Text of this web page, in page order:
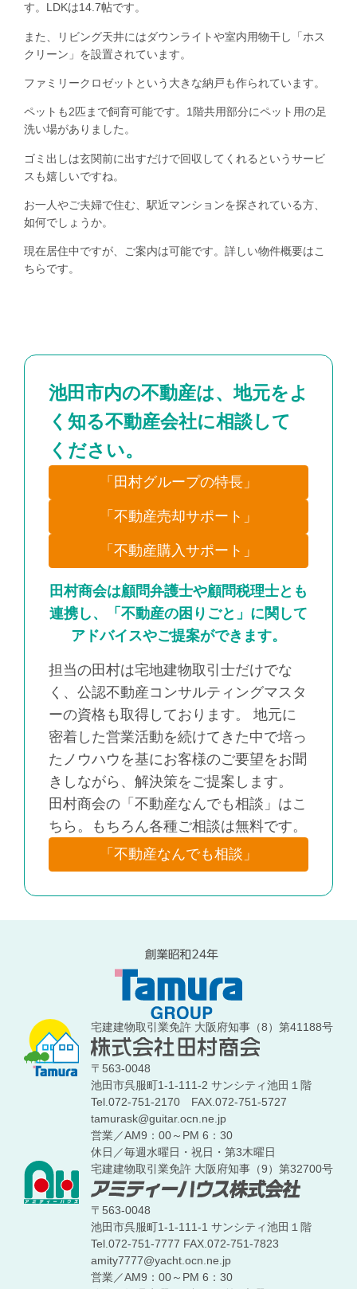
す。LDKは14.7帖です。
また、リビング天井にはダウンライトや室内用物干し「ホス
クリーン」を設置されています。
ファミリークロゼットという大きな納戸も作られています。
ペットも2匹まで飼育可能です。1階共用部分にペット用の足
洗い場がありました。
ゴミ出しは玄関前に出すだけで回収してくれるというサービ
スも嬉しいですね。
お一人やご夫婦で住む、駅近マンションを探されている方、
如何でしょうか。
現在居住中ですが、ご案内は可能です。詳しい物件概要はこ
ちらです。
池田市内の不動産は、地元をよ
く知る不動産会社に相談して
ください。
「田村グループの特長」
「不動産売却サポート」
「不動産購入サポート」
田村商会は顧問弁護士や顧問税理士とも
連携し、「不動産の困りごと」に関して
アドバイスやご提案ができます。
担当の田村は宅地建物取引士だけでな
く、公認不動産コンサルティングマスタ
ーの資格も取得しております。 地元に
密着した営業活動を続けてきた中で培っ
たノウハウを基にお客様のご要望をお聞
きしながら、解決策をご提案します。
田村商会の「不動産なんでも相談」はこ
ちら。もちろん各種ご相談は無料です。
「不動産なんでも相談」
宅建建物取引業免許 大阪府知事（8）第41188号
〒563-0048
池田市呉服町1-1-111-2 サンシティ池田１階
Tel.072-751-2170FAX.072-751-5727
tamurask@guitar.ocn.ne.jp
営業／AM9：00～PM 6：30
休日／毎週水曜日・祝日・第3木曜日
宅建建物取引業免許 大阪府知事（9）第32700号
〒563-0048
池田市呉服町1-1-111-1 サンシティ池田１階
Tel.072-751-7777 FAX.072-751-7823
amity7777@yacht.ocn.ne.jp
営業／AM9：00～PM 6：30